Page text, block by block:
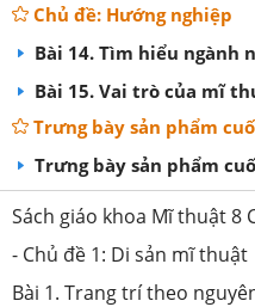
Chủ đề: Hướng nghiệp
Bài 14. Tìm hiểu ngành
Bài 15. Vai trò của mĩ
Trưng bày sản phẩm
Trưng bày sản phẩm
Sách giáo khoa Mĩ thuật 8
- Chủ đề 1: Di sản mĩ thuật
Bài 1. Trang trí theo